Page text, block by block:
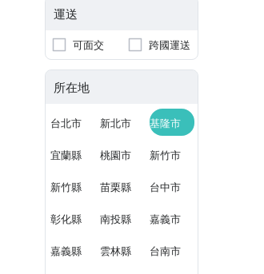
運送
可面交 跨國運送
所在地
台北市 新北市 基隆市
宜蘭縣 桃園市 新竹市
新竹縣 苗栗縣 台中市
彰化縣 南投縣 嘉義市
嘉義縣 雲林縣 台南市